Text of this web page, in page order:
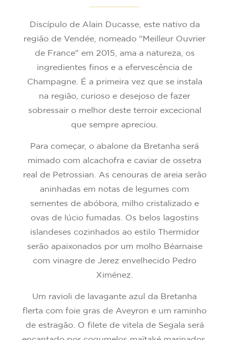
Discípulo de Alain Ducasse, este nativo da
região de Vendée, nomeado "Meilleur Ouvrier
de France" em 2015, ama a natureza, os
ingredientes finos e a efervescência de
Champagne. É a primeira vez que se instala
na região, curioso e desejoso de fazer
sobressair o melhor deste terroir excecional
que sempre apreciou.
Para começar, o abalone da Bretanha será
mimado com alcachofra e caviar de ossetra
real de Petrossian. As cenouras de areia serão
aninhadas em notas de legumes com
sementes de abóbora, milho cristalizado e
ovas de lúcio fumadas. Os belos lagostins
islandeses cozinhados ao estilo Thermidor
serão apaixonados por um molho Béarnaise
com vinagre de Jerez envelhecido Pedro
Ximénez.
Um ravioli de lavagante azul da Bretanha
flerta com foie gras de Aveyron e um raminho
de estragão. O filete de vitela de Segala será